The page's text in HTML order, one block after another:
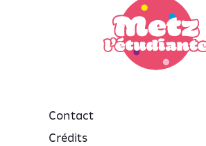
Contact
Crédits